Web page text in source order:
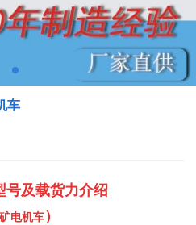
车
号及载货力介绍
电机车）